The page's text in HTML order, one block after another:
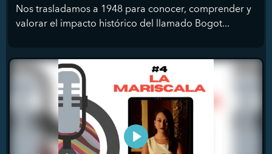
Nos trasladamos a 1948 para conocer, comprender y
valorar el impacto histórico del llamado Bogot...